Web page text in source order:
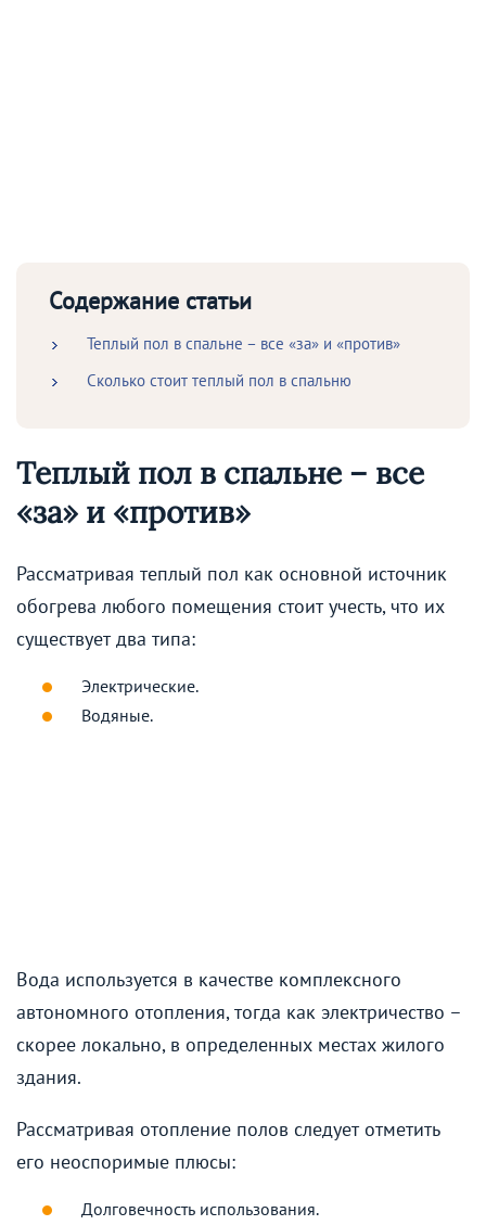
Содержание статьи
Теплый пол в спальне – все «за» и «против»
Сколько стоит теплый пол в спальню
Теплый пол в спальне – все
«за» и «против»
Рассматривая теплый пол как основной источник
обогрева любого помещения стоит учесть, что их
существует два типа:
Электрические.
Водяные.
Вода используется в качестве комплексного
автономного отопления, тогда как электричество –
скорее локально, в определенных местах жилого
здания.
Рассматривая отопление полов следует отметить
его неоспоримые плюсы:
Долговечность использования.